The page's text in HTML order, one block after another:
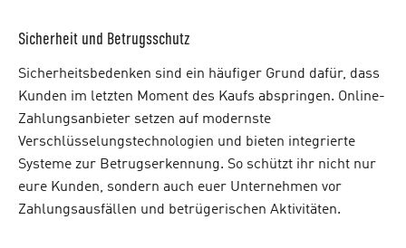
Sicherheit und Betrugsschutz
Sicherheitsbedenken sind ein häufiger Grund dafür, dass
Kunden im letzten Moment des Kaufs abspringen. Online-
Zahlungsanbieter setzen auf modernste
Verschlüsselungstechnologien und bieten integrierte
Systeme zur Betrugserkennung. So schützt ihr nicht nur
eure Kunden, sondern auch euer Unternehmen vor
Zahlungsausfällen und betrügerischen Aktivitäten.